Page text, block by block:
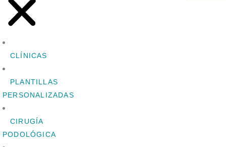
CLÍNICAS
PLANTILLAS
PERSONALIZADAS
CIRUGÍA
PODOLÓGICA